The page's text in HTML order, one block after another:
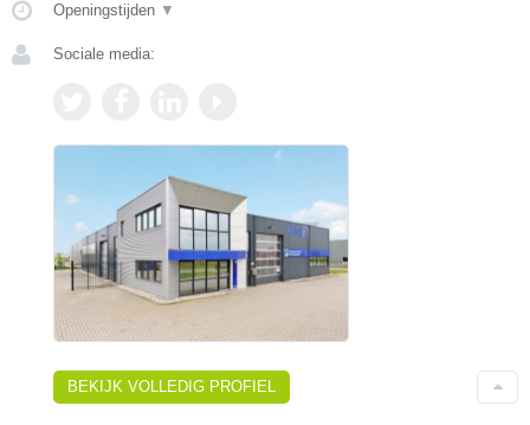
Openingstijden ▼
Sociale media:
BEKIJK VOLLEDIG PROFIEL